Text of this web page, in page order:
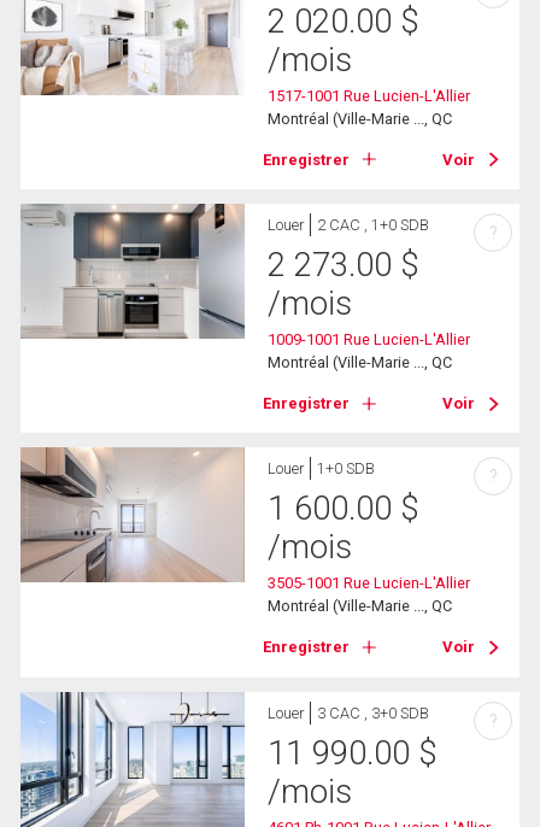
2 020.00 $
/mois
1517-1001 Rue Lucien-L'Allier
Montréal (Ville-Marie ..., QC
Enregistrer Voir
Louer 2 CAC , 1+0 SDB
2 273.00 $
/mois
1009-1001 Rue Lucien-L'Allier
Montréal (Ville-Marie ..., QC
Enregistrer Voir
?
Louer 1+0 SDB
1 600.00 $
/mois
3505-1001 Rue Lucien-L'Allier
Montréal (Ville-Marie ..., QC
Enregistrer Voir
?
Louer 3 CAC , 3+0 SDB
11 990.00 $
/mois
?